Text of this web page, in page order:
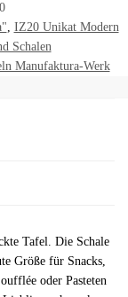
, IZ20 Unikat Modern
Schalen
Manufaktura-Werk
Tafel. Die Schale
Größe für Snacks,
oder Pasteten